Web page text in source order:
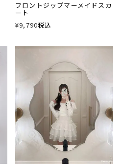
フロントジップマーメイドスカ
ート
¥9,790税込